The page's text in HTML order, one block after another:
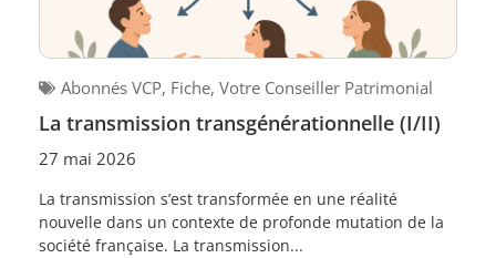
Abonnés VCP, Fiche, Votre Conseiller Patrimonial
La transmission transgénérationnelle (I/II)
27 mai 2026
La transmission s’est transformée en une réalité
nouvelle dans un contexte de profonde mutation de la
société française. La transmission...